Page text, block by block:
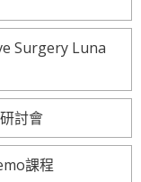
Surgery Luna
討會
課程